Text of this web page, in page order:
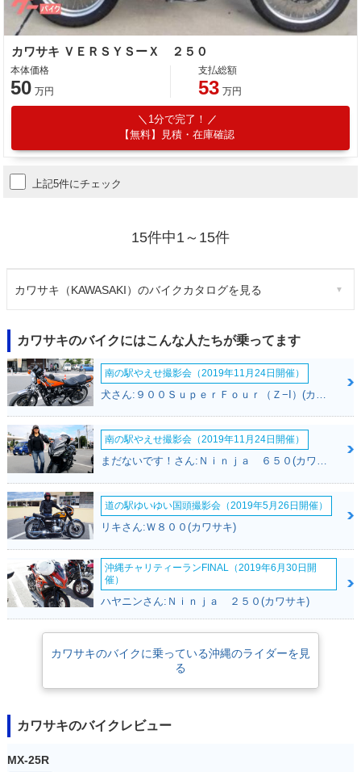
カワサキ ＶＥＲＳＹＳーＸ ２５０
本体価格
50 万円
支払総額
53 万円
1分で完了！
【無料】見積・在庫確認
上記5件にチェック
15件中1～15件
カワサキ（KAWASAKI）のバイクカタログを見る
カワサキのバイクにはこんな人たちが乗ってます
南の駅やえせ撮影会（2019年11月24日開催）
南の駅やえせ撮影会（2019年11月24日開催）
まだないです！さん:Ｎｉｎｊａ ６５０(カワサキ)
道の駅ゆいゆい国頭撮影会（2019年5月26日開催）
リキさん:Ｗ８００(カワサキ)
沖縄チャリティーランFINAL（2019年6月30日開
催）
ハヤニンさん:Ｎｉｎｊａ ２５０(カワサキ)
カワサキのバイクに乗っている沖縄のライダーを見
る
カワサキのバイクレビュー
MX-25R